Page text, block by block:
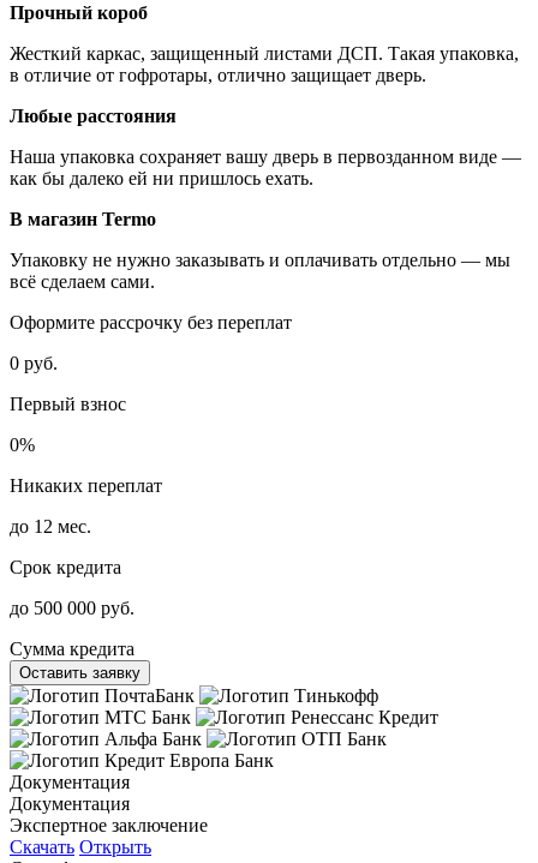
Прочный короб
Жесткий каркас, защищенный листами ДСП. Такая упаковка,
в отличие от гофротары, отлично защищает дверь.
Любые расстояния
Наша упаковка сохраняет вашу дверь в первозданном виде —
как бы далеко ей ни пришлось ехать.
В магазин Termo
Упаковку не нужно заказывать и оплачивать отдельно — мы
всё сделаем сами.
Оформите рассрочку без переплат
0 руб.
Первый взнос
0%
Никаких переплат
до 12 мес.
Срок кредита
до 500 000 руб.
Сумма кредита
Оставить заявку
Документация
Документация
Экспертное заключение
Скачать Открыть